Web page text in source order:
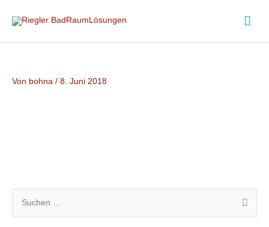
Inhalt
Von bohna / 8. Juni 2018